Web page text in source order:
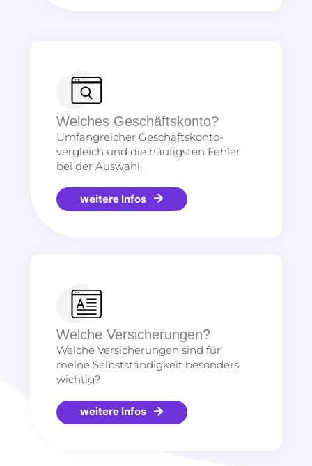
Welches Geschäftskonto?
Umfangreicher Geschäftskonto-
vergleich und die häufigsten Fehler
bei der Auswahl.
weitere Infos
Welche Versicherungen?
Welche Versicherungen sind für
meine Selbstständigkeit besonders
wichtig?
weitere Infos